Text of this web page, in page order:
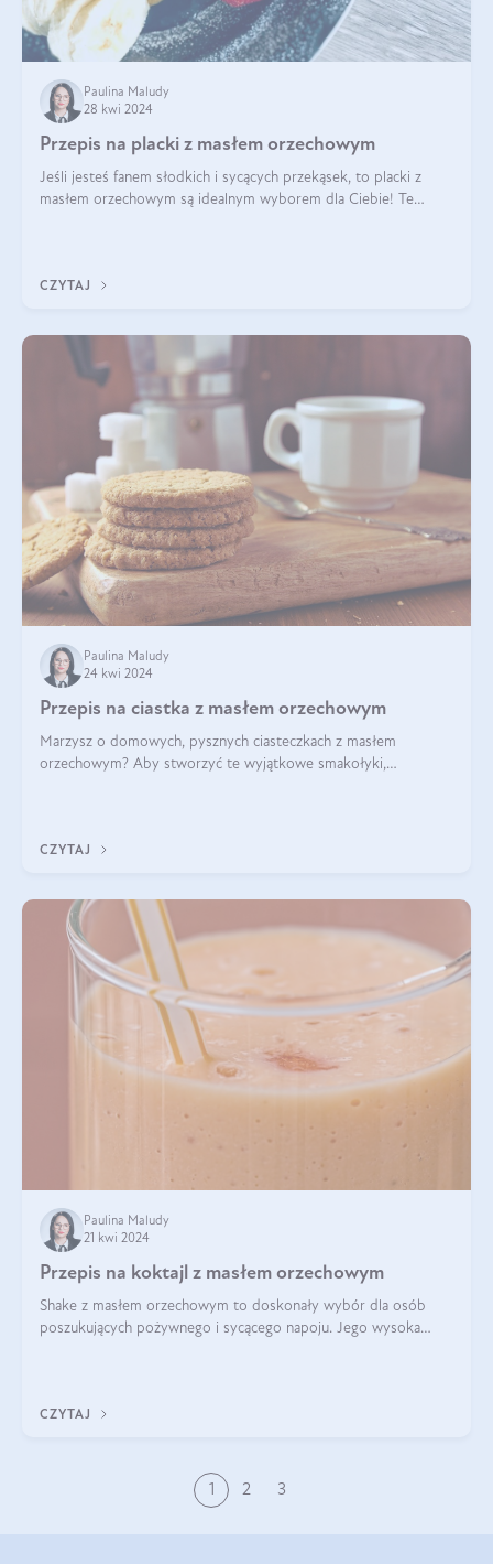
Paulina Maludy
28 kwi 2024
Przepis na placki z masłem orzechowym
Jeśli jesteś fanem słodkich i sycących przekąsek, to placki z
masłem orzechowym są idealnym wyborem dla Ciebie! Te
CZYTAJ
Paulina Maludy
24 kwi 2024
Przepis na ciastka z masłem orzechowym
Marzysz o domowych, pysznych ciasteczkach z masłem
orzechowym? Aby stworzyć te wyjątkowe smakołyki,
CZYTAJ
Paulina Maludy
21 kwi 2024
Przepis na koktajl z masłem orzechowym
Shake z masłem orzechowym to doskonały wybór dla osób
poszukujących pożywnego i sycącego napoju. Jego wysoka
CZYTAJ
1 2 3